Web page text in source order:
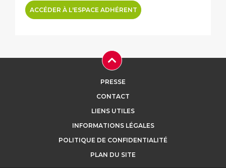
ACCÉDER À L'ESPACE ADHÉRENT
PRESSE
CONTACT
LIENS UTILES
INFORMATIONS LÉGALES
POLITIQUE DE CONFIDENTIALITÉ
PLAN DU SITE